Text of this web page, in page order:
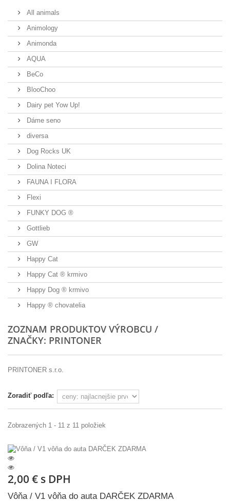
All animals
Animology
Animonda
AQUA
BeCo
BlooChoo
Dairy pet Yow Up!
Dáme seno
diversa
Dog Rocks UK
Dolina Noteci
FAUNA I FLORA
Flexi
FUNKY DOG ®
Gottlieb
GW
Happy Cat
Happy Cat ® krmivo
Happy Dog ® krmivo
Happy ® chovatelia
ZOZNAM PRODUKTOV VÝROBCU /
ZNAČKY: PRINTONER
PRINTONER s.r.o.
Zoradiť podľa:
Zobrazených 1 - 11 z 11 položiek
2,00 € s DPH
Vôňa / V1 vôňa do auta DARČEK ZDARMA